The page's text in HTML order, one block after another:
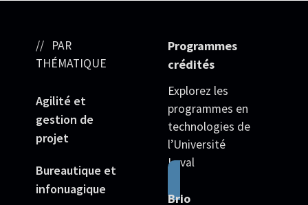
PAR
THÉMATIQUE
Agilité et
gestion de
projet
Bureautique et
infonuagique
Programmes
crédités
Explorez les
programmes en
technologies de
l’Université
Laval
Brio